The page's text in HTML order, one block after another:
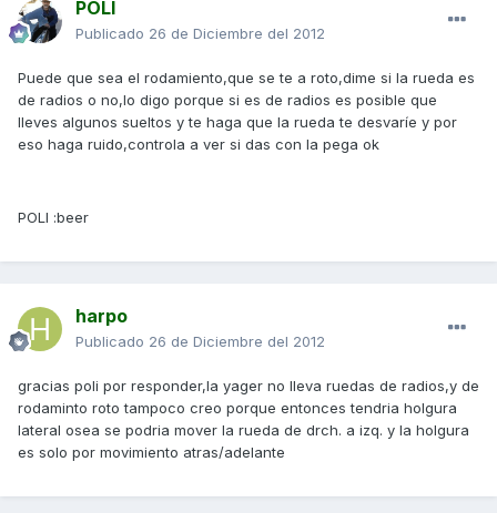
POLI
Publicado 26 de Diciembre del 2012
Puede que sea el rodamiento,que se te a roto,dime si la rueda es
de radios o no,lo digo porque si es de radios es posible que
lleves algunos sueltos y te haga que la rueda te desvaríe y por
eso haga ruido,controla a ver si das con la pega ok
POLI :beer
harpo
Publicado 26 de Diciembre del 2012
gracias poli por responder,la yager no lleva ruedas de radios,y de
rodaminto roto tampoco creo porque entonces tendria holgura
lateral osea se podria mover la rueda de drch. a izq. y la holgura
es solo por movimiento atras/adelante